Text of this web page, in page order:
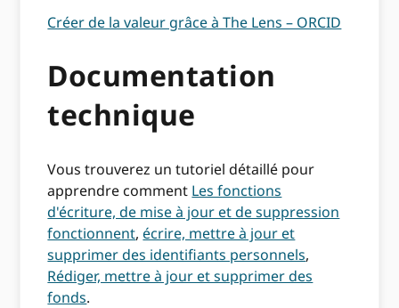
Créer de la valeur grâce à The Lens – ORCID
Documentation
technique
Vous trouverez un tutoriel détaillé pour
apprendre comment Les fonctions
d'écriture, de mise à jour et de suppression
fonctionnent,écrire, mettre à jour et
supprimer des identifiants personnels,
Rédiger, mettre à jour et supprimer des
fonds.